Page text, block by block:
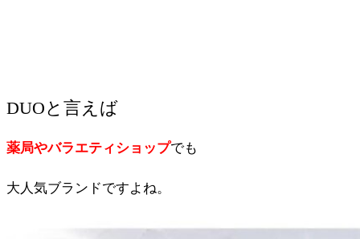
DUOと言えば
薬局やバラエティショップでも
大人気ブランドですよね。